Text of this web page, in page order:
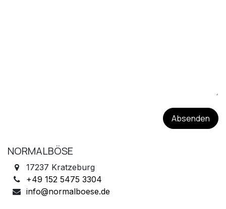
Absenden
NORMALBÖSE
17237 Kratzeburg
+49 152 5475 3304
info@normalboese.de